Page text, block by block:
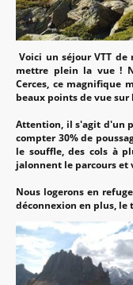
Voici un séjour VTT
mettre plein la vue !
Cerces, ce magnifique
beaux points de vue sur
Attention, il s'agit d'un
compter 30% de
le souffle, des cols à
jalonnent le parcours
Nous logerons en
déconnexion en plus, le